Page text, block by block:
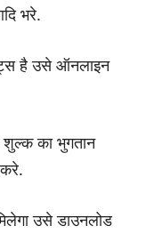
भरे.
है उसे ऑनलाइन
का भुगतान
उसे डाउनलोड